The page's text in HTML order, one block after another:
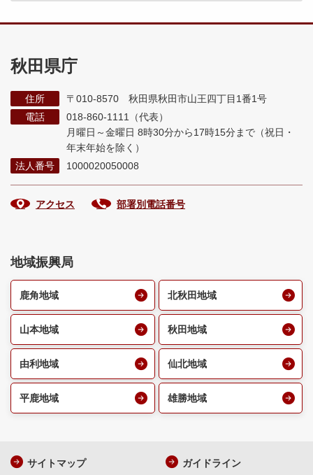
秋田県庁
住所
〒010-8570 秋田県秋田市山王四丁目1番1号
電話
018-860-1111（代表）
月曜日～金曜日 8時30分から17時15分まで （祝日・
年末年始を除く）
法人番号
1000020050008
アクセス 部署別電話番号
地域振興局
鹿角地域 北秋田地域
山本地域 秋田地域
由利地域 仙北地域
平鹿地域 雄勝地域
サイトマップ ガイドライン